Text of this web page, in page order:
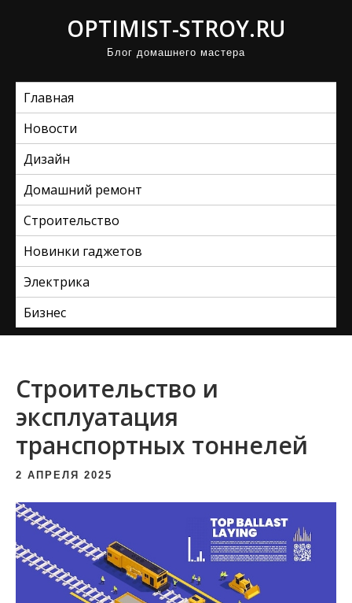
OPTIMIST-STROY.RU
Блог домашнего мастера
Главная
Новости
Дизайн
Домашний ремонт
Строительство
Новинки гаджетов
Электрика
Бизнес
Строительство и
эксплуатация
транспортных тоннелей
2 АПРЕЛЯ 2025